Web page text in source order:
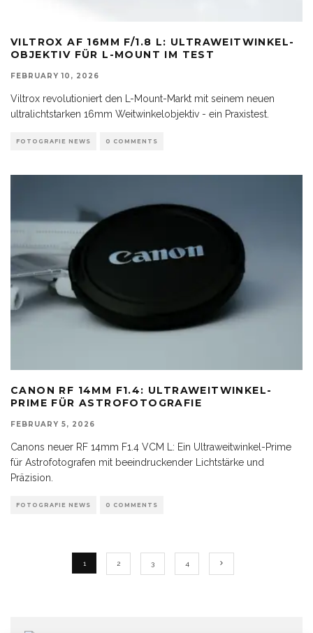
VILTROX AF 16MM F/1.8 L: ULTRAWEITWINKEL-
OBJEKTIV FÜR L-MOUNT IM TEST
FEBRUARY 10, 2026
Viltrox revolutioniert den L-Mount-Markt mit seinem neuen
ultralichtstarken 16mm Weitwinkelobjektiv - ein Praxistest.
FOTOGRAFIE NEWS 0 COMMENTS
CANON RF 14MM F1.4: ULTRAWEITWINKEL-
PRIME FÜR ASTROFOTOGRAFIE
FEBRUARY 5, 2026
Canons neuer RF 14mm F1.4 VCM L: Ein Ultraweitwinkel-Prime
für Astrofotografen mit beeindruckender Lichtstärke und
Präzision.
FOTOGRAFIE NEWS 0 COMMENTS
1 2 3 4